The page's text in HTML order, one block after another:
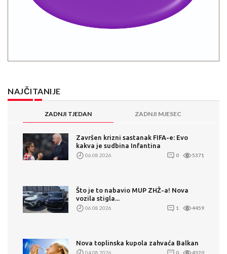
NAJČITANIJE
ZADNJI TJEDAN ZADNJI MJESEC
Završen krizni sastanak FIFA-e: Evo
kakva je sudbina Infantina
06.08.2026. 0 5371
Što je to nabavio MUP ZHŽ-a! Nova
vozila stigla...
06.08.2026. 1 4459
Nova toplinska kupola zahvaća Balkan
04.08.2026. 0 4320